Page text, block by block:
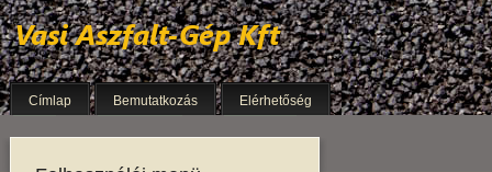
Címlap Bemutatkozás Elérhetőség